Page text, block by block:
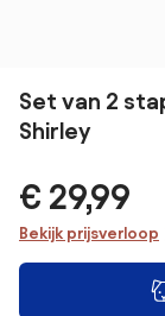
Set van 2
Shirley
€ 29,99
Bekijk prijsverloop